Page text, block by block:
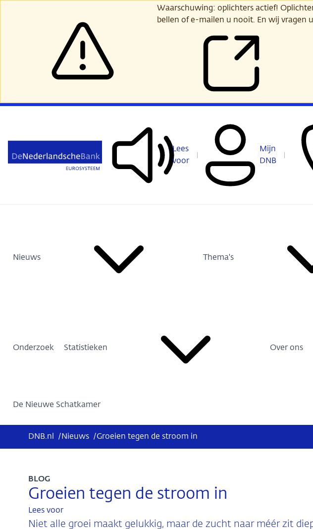
Waarschuwing: oplichters actief!
bellen of e-mailen u nooit. En wij vragen
Lees
voor
Mijn
DNB
Nieuws Thema's
Onderzoek Statistieken Over ons
De Nieuwe Schatkamer
DNB.nl / Nieuws /Groeien tegen de stroom in
Groeien tegen de stroom in
BLOG
Lees voor
Niet alle groei maakt gelukkig, maar de zucht naar méér zit